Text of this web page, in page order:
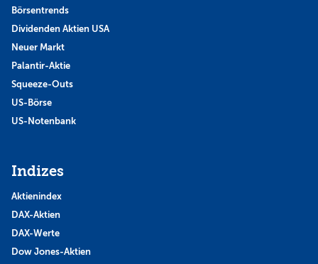
Börsentrends
Dividenden Aktien USA
Neuer Markt
Palantir-Aktie
Squeeze-Outs
US-Börse
US-Notenbank
Indizes
Aktienindex
DAX-Aktien
DAX-Werte
Dow Jones-Aktien